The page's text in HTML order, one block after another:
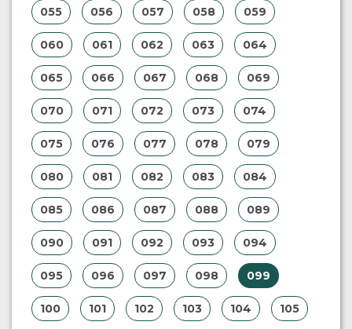
055 056 057 058 059
060 061 062 063 064
065 066 067 068 069
070 071 072 073 074
075 076 077 078 079
080 081 082 083 084
085 086 087 088 089
090 091 092 093 094
095 096 097 098 099
100 101 102 103 104 105